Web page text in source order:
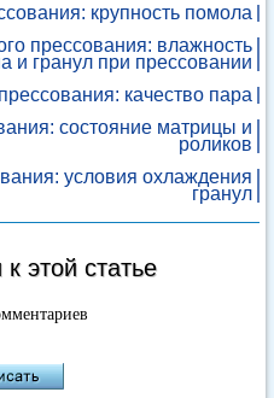
крупность помола
прессования: влажность
и гранул при прессовании
качество пара
состояние матрицы и
роликов
условия охлаждения
гранул
этой статье